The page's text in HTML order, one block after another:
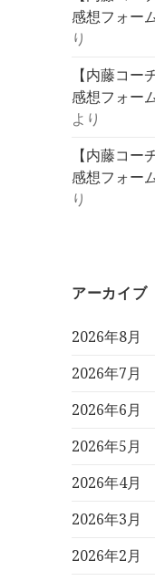
感想フォー
り
【内藤コー
感想フォー
より
【内藤コー
感想フォー
り
アーカイブ
2026年8月
2026年7月
2026年6月
2026年5月
2026年4月
2026年3月
2026年2月